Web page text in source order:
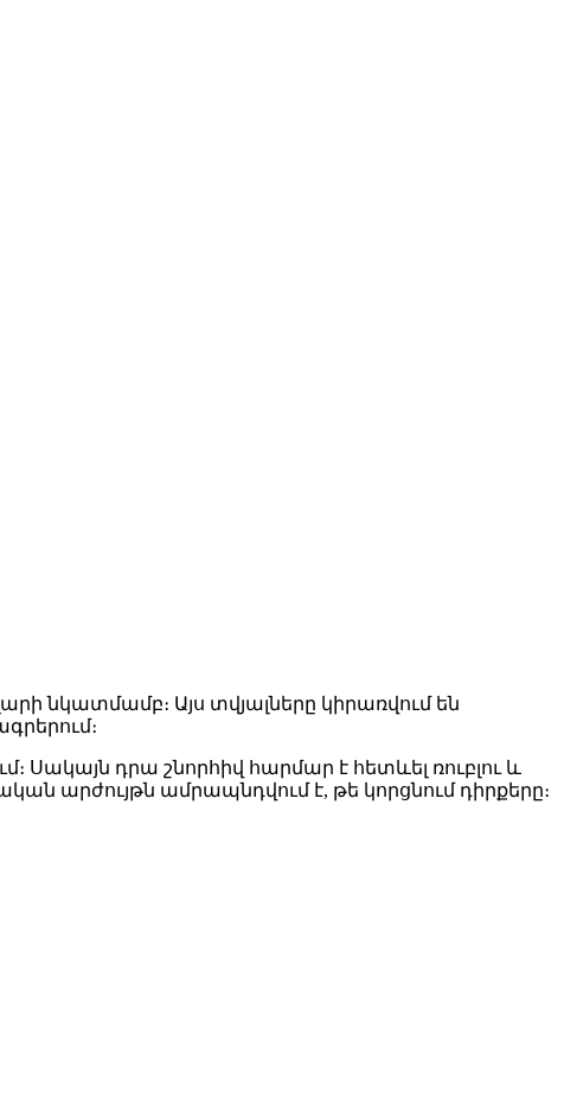
նկատմամբ։ Այս տվյալները կիրառվում են
Սակայն դրա շնորհիվ հարմար է հետևել ռուբլու և
արժույթն ամրապնդվում է, թե կորցնում դիրքերը։